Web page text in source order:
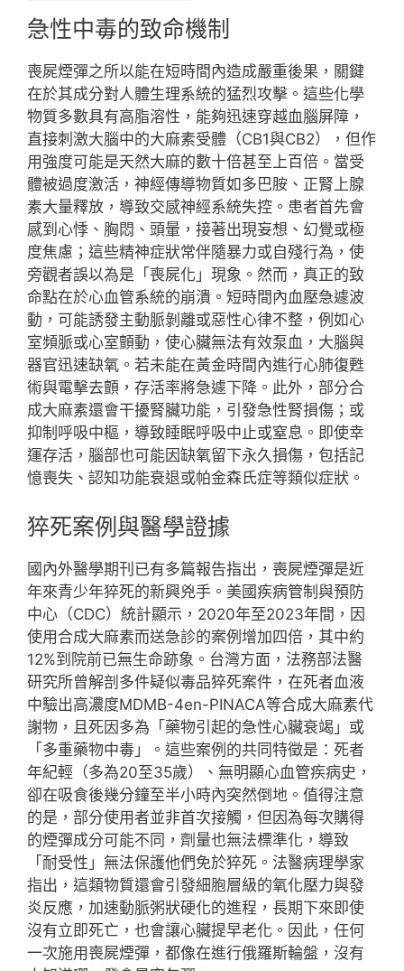
急性中毒的致命機制
喪屍煙彈之所以能在短時間內造成嚴重後果，關鍵
在於其成分對人體生理系統的猛烈攻擊。這些化學
物質多數具有高脂溶性，能夠迅速穿越血腦屏障，
直接刺激大腦中的大麻素受體（CB1與CB2），但作
用強度可能是天然大麻的數十倍甚至上百倍。當受
體被過度激活，神經傳導物質如多巴胺、正腎上腺
素大量釋放，導致交感神經系統失控。患者首先會
感到心悸、胸悶、頭暈，接著出現妄想、幻覺或極
度焦慮；這些精神症狀常伴隨暴力或自殘行為，使
旁觀者誤以為是「喪屍化」現象。然而，真正的致
命點在於心血管系統的崩潰。短時間內血壓急遽波
動，可能誘發主動脈剝離或惡性心律不整，例如心
室頻脈或心室顫動，使心臟無法有效泵血，大腦與
器官迅速缺氧。若未能在黃金時間內進行心肺復甦
術與電擊去顫，存活率將急遽下降。此外，部分合
成大麻素還會干擾腎臟功能，引發急性腎損傷；或
抑制呼吸中樞，導致睡眠呼吸中止或窒息。即使幸
運存活，腦部也可能因缺氧留下永久損傷，包括記
憶喪失、認知功能衰退或帕金森氏症等類似症狀。
猝死案例與醫學證據
國內外醫學期刊已有多篇報告指出，喪屍煙彈是近
年來青少年猝死的新興兇手。美國疾病管制與預防
中心（CDC）統計顯示，2020年至2023年間，因
使用合成大麻素而送急診的案例增加四倍，其中約
12%到院前已無生命跡象。台灣方面，法務部法醫
研究所曾解剖多件疑似毒品猝死案件，在死者血液
中驗出高濃度MDMB-4en-PINACA等合成大麻素代
謝物，且死因多為「藥物引起的急性心臟衰竭」或
「多重藥物中毒」。這些案例的共同特徵是：死者
年紀輕（多為20至35歲）、無明顯心血管疾病史，
卻在吸食後幾分鐘至半小時內突然倒地。值得注意
的是，部分使用者並非首次接觸，但因為每次購得
的煙彈成分可能不同，劑量也無法標準化，導致
「耐受性」無法保護他們免於猝死。法醫病理學家
指出，這類物質還會引發細胞層級的氧化壓力與發
炎反應，加速動脈粥狀硬化的進程，長期下來即使
沒有立即死亡，也會讓心臟提早老化。因此，任何
一次施用喪屍煙彈，都像在進行俄羅斯輪盤，沒有